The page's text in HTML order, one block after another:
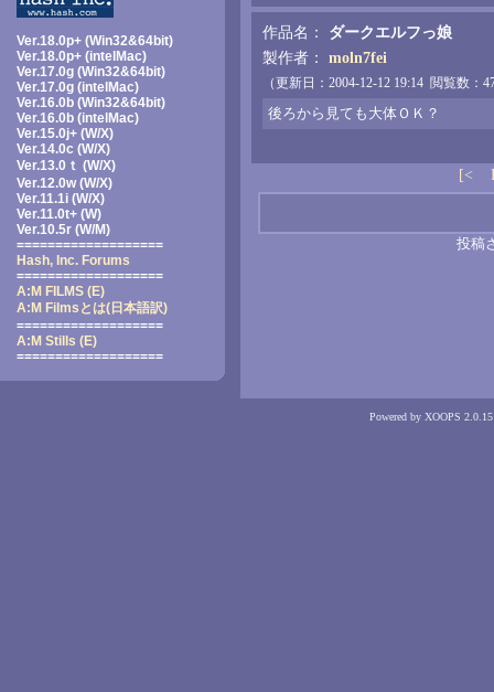
Ver.18.0p+ (Win32&64bit)
Ver.18.0p+ (intelMac)
Ver.17.0g (Win32&64bit)
Ver.17.0g (intelMac)
Ver.16.0b (Win32&64bit)
Ver.16.0b (intelMac)
Ver.15.0j+ (W/X)
Ver.14.0c (W/X)
Ver.13.0ｔ (W/X)
Ver.12.0w (W/X)
Ver.11.1i (W/X)
Ver.11.0t+ (W)
Ver.10.5r (W/M)
===================
Hash, Inc. Forums
===================
A:M FILMS (E)
A:M Filmsとは(日本語訳)
===================
A:M Stills (E)
===================
作品名： ダークエルフっ娘
製作者： moln7fei
（更新日：2004-12-12 19:14 閲覧数：
後ろから見ても大体ＯＫ？
[<
投稿
Powered by XOOPS